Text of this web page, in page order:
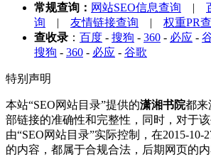
常规查询： 网站SEO信息查询 |
询 | 友情链接查询 | 权重PR
查收录 ： 百度 - 搜狗 - 360 - 必应 -
搜狗 - 360 - 必应 - 谷歌
特别声明
本站“SEO网站目录”提供的潇湘书院都来
部链接的准确性和完整性，同时，对于
由“SEO网站目录”实际控制，在2015-10-
的内容，都属于合规合法，后期网页的